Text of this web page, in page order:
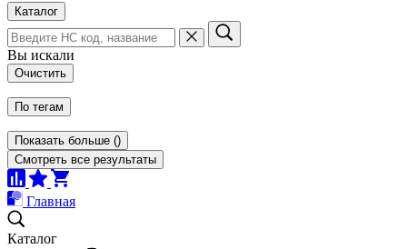
Каталог
Вы искали
Очистить
По тегам
Показать больше ()
Смотреть все результаты
Главная
Каталог